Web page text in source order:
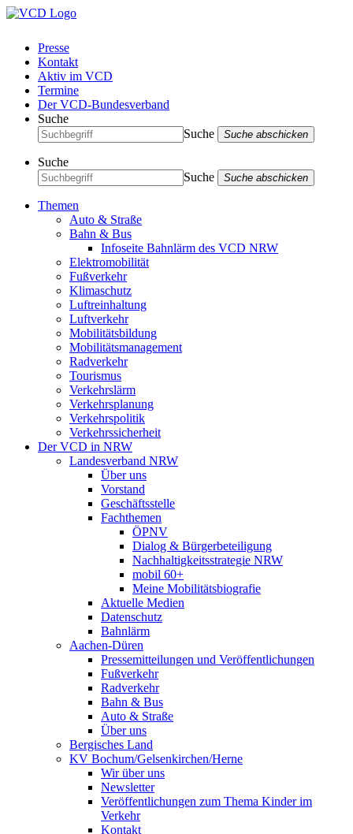
Presse
Kontakt
Aktiv im VCD
Termine
Der VCD-Bundesverband
Suche
Suche
Suche abschicken
Suche
Suche
Suche abschicken
Themen
Auto & Straße
Bahn & Bus
Infoseite Bahnlärm des VCD NRW
Elektromobilität
Fußverkehr
Klimaschutz
Luftreinhaltung
Luftverkehr
Mobilitätsbildung
Mobilitätsmanagement
Radverkehr
Tourismus
Verkehrslärm
Verkehrsplanung
Verkehrspolitik
Verkehrssicherheit
Der VCD in NRW
Landesverband NRW
Über uns
Vorstand
Geschäftsstelle
Fachthemen
ÖPNV
Dialog & Bürgerbeteiligung
Nachhaltigkeitsstrategie NRW
mobil 60+
Meine Mobilitätsbiografie
Aktuelle Medien
Datenschutz
Bahnlärm
Aachen-Düren
Pressemitteilungen und Veröffentlichungen
Fußverkehr
Radverkehr
Bahn & Bus
Auto & Straße
Über uns
Bergisches Land
KV Bochum/Gelsenkirchen/Herne
Wir über uns
Newsletter
Veröffentlichungen zum Thema Kinder im
Verkehr
Kontakt